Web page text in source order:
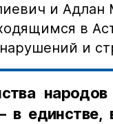
и Адлан
в
и
единстве,